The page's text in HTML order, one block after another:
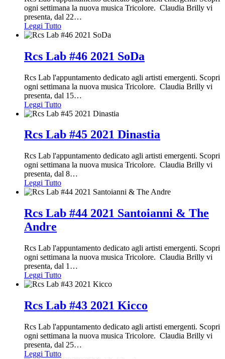
ogni settimana la nuova musica Tricolore. Claudia Brilly vi
presenta, dal 22…
Leggi Tutto
Rcs Lab #46 2021 SoDa
Rcs Lab l'appuntamento dedicato agli artisti emergenti. Scopri
ogni settimana la nuova musica Tricolore. Claudia Brilly vi
presenta, dal 15…
Leggi Tutto
Rcs Lab #45 2021 Dinastia
Rcs Lab l'appuntamento dedicato agli artisti emergenti. Scopri
ogni settimana la nuova musica Tricolore. Claudia Brilly vi
presenta, dal 8…
Leggi Tutto
Rcs Lab #44 2021 Santoianni & The
Andre
Rcs Lab l'appuntamento dedicato agli artisti emergenti. Scopri
ogni settimana la nuova musica Tricolore. Claudia Brilly vi
presenta, dal 1 …
Leggi Tutto
Rcs Lab #43 2021 Kicco
Rcs Lab l'appuntamento dedicato agli artisti emergenti. Scopri
ogni settimana la nuova musica Tricolore. Claudia Brilly vi
presenta, dal 25…
Leggi Tutto